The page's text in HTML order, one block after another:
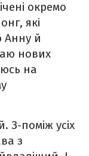
окремо
які
Анну й
нових
на
З-поміж усіх
з